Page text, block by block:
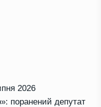
2026
поранений депутат